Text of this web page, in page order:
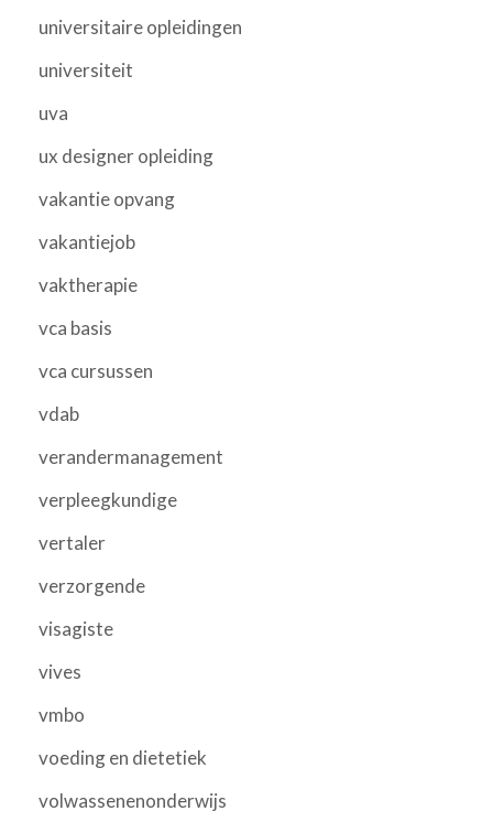
universitaire opleidingen
universiteit
uva
ux designer opleiding
vakantie opvang
vakantiejob
vaktherapie
vca basis
vca cursussen
vdab
verandermanagement
verpleegkundige
vertaler
verzorgende
visagiste
vives
vmbo
voeding en dietetiek
volwassenenonderwijs